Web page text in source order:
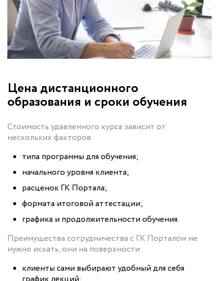
Цена дистанционного
образования и сроки обучения
Стоимость удавленного курса зависит от
нескольких факторов:
типа программы для обучения;
начального уровня клиента;
расценок ГК Портала;
формата итоговой аттестации;
графика и продолжительности обучения.
Преимущества сотрудничества с ГК Порталом не
нужно искать, они на поверхности:
клиенты сами выбирают удобный для себя